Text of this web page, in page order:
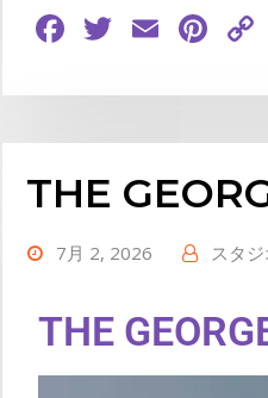
Facebook
Twitter
Email
THE
7月 2, 2026 スタ
THE